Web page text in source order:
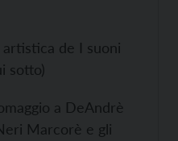
de I suoni
sotto)
a DeAndrè
Marcorè e gli